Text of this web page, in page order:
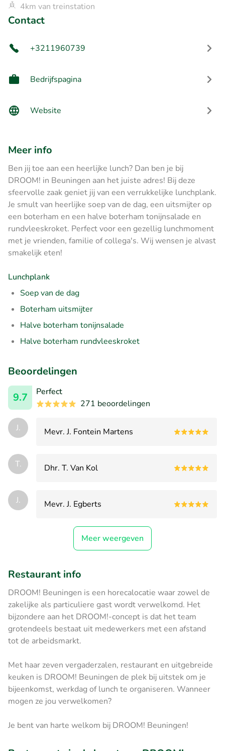
4km van treinstation
Contact
+3211960739
Bedrijfspagina
Website
Meer info
Ben jij toe aan een heerlijke lunch? Dan ben je bij
DROOM! in Beuningen aan het juiste adres! Bij deze
sfeervolle zaak geniet jij van een verrukkelijke lunchplank.
Je smult van heerlijke soep van de dag, een uitsmijter op
een boterham en een halve boterham tonijnsalade en
rundvleeskroket. Perfect voor een gezellig lunchmoment
met je vrienden, familie of collega's. Wij wensen je alvast
smakelijk eten!
Lunchplank
Soep van de dag
Boterham uitsmijter
Halve boterham tonijnsalade
Halve boterham rundvleeskroket
Beoordelingen
9.7
Perfect
271 beoordelingen
J. Mevr. J. Fontein Martens
T. Dhr. T. Van Kol
J. Mevr. J. Egberts
Meer weergeven
Restaurant info
DROOM! Beuningen is een horecalocatie waar zowel de
zakelijke als particuliere gast wordt verwelkomd. Het
bijzondere aan het DROOM!-concept is dat het team
grotendeels bestaat uit medewerkers met een afstand
tot de arbeidsmarkt.
Met haar zeven vergaderzalen, restaurant en uitgebreide
keuken is DROOM! Beuningen de plek bij uitstek om je
bijeenkomst, werkdag of lunch te organiseren. Wanneer
mogen ze jou verwelkomen?
Je bent van harte welkom bij DROOM! Beuningen!